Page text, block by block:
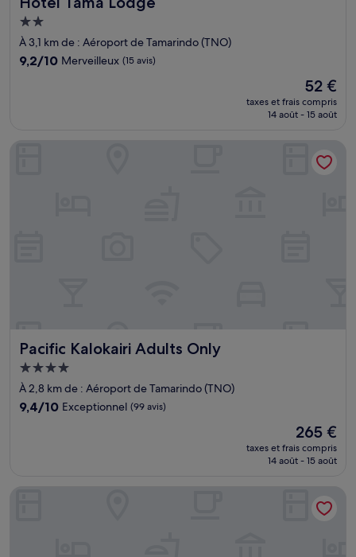
Hébergement
2.0 étoiles
À 3,1 km de : Aéroport de Tamarindo (TNO)
9.2
9,2/10 Merveilleux (15 avis)
Le
nouveau
prix
52 €
52 €
taxes et frais compris
14 août - 15 août
Pacific Kalokairi Adults Only
Pacific Kalokairi Adults Only
Hébergement
4.0 étoiles
À 2,8 km de : Aéroport de Tamarindo (TNO)
9.4
9,4/10 Exceptionnel (99 avis)
Le
nouveau
prix
de
265 €
265 €
taxes et frais compris
14 août - 15 août
Pacific Kalokairi Adults Only